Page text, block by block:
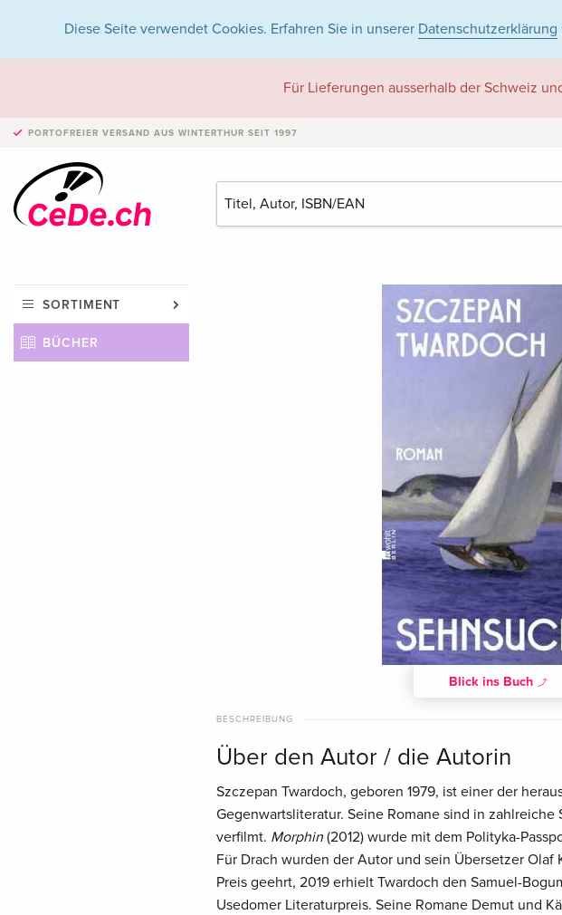
Diese Seite verwendet Cookies. Erfahren Sie in unserer Datenschutzerklärung
Für Lieferungen ausserhalb der Schweiz
PORTOFREIER VERSAND AUS WINTERTHUR SEIT 1997
SORTIMENT
BÜCHER
Blick ins Buch
BESCHREIBUNG
Über den Autor / die Autorin
Szczepan Twardoch, geboren 1979, ist einer der
Gegenwartsliteratur. Seine Romane sind in zahlreiche
verfilmt. Morphin(2012) wurde mit dem Polityka-
Für Drach wurden der Autor und sein Übersetzer Olaf
Preis geehrt, 2019 erhielt Twardoch den Samuel-
Usedomer Literaturpreis. Seine Romane Demut und